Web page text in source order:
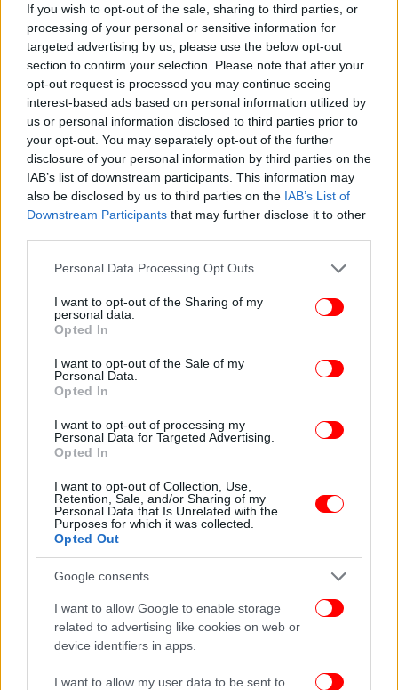
If you wish to opt-out of the sale, sharing to third parties, or
processing of your personal or sensitive information for
targeted advertising by us, please use the below opt-out
section to confirm your selection. Please note that after your
opt-out request is processed you may continue seeing
interest-based ads based on personal information utilized by
us or personal information disclosed to third parties prior to
your opt-out. You may separately opt-out of the further
disclosure of your personal information by third parties on the
IAB’s list of downstream participants. This information may
also be disclosed by us to third parties on the IAB’s List of
Downstream Participants that may further disclose it to other
Please note that this website/app uses one or more Google
not limited to your visit or usage behaviour. You may click to
grant or deny consent to Google and its third-party tags to
use your data for below specified purposes in below Google
consent section.
Personal Data Processing Opt Outs
I want to opt-out of the Sharing of my
personal data.
Opted In
I want to opt-out of the Sale of my
Personal Data.
Opted In
I want to opt-out of processing my
Personal Data for Targeted Advertising.
Opted In
I want to opt-out of Collection, Use,
Retention, Sale, and/or Sharing of my
Personal Data that Is Unrelated with the
Purposes for which it was collected.
Opted Out
Google consents
I want to allow Google to enable storage
related to advertising like cookies on web or
device identifiers in apps.
I want to allow my user data to be sent to
O Σταύρος Μουρελάτος, Γενικός Διευθυντής της
Coca-Cola Hellas με ευθύνη για Ελλάδα, Κύπρο,
Μάλτα, τόνισε:«Τα αποτελέσματα της πρόσφατης
μελέτης του ΙΟΒΕ, επιβεβαιώνουν πως η ανάπτυξή
μας συνδέεται άρρηκτα με την ανάπτυξη της χώρας
μας, των ανθρώπων μας, των συνεργατών και
ολόκληρης της αλυσίδας αξίας που δημιουργούμε.
Καθημερινά, ανοίγουμε ορίζοντες μαζί σε ένα
καλύτερο αύριο και αυτό αποτυπώνεται στο σύνολο
των δραστηριοτήτων μας, αλλά και στα
προγράμματα βιωσιμότητας που υλοποιούμε
σταθερά στη χώρα μας. Στόχος μας είναι το
αποτύπωμα μας νασυνεχίσει να μεγαλώνει χρόνο
με το χρόνο, διασφαλίζοντας πως σε κάθε μας
βήμα, η συμβολή μας θα είναι πάντα θετική για την
τοπική κοινωνία και οικονομία».